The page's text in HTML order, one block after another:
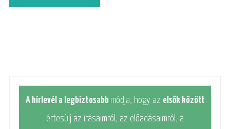
A hírlevél a legbiztosabb módja, hogy az elsők között
értesülj az írásaimról, az előadásaimról, a